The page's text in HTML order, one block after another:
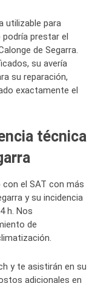
utilizable para
prestar el
de Segarra.
su avería
su reparación,
exactamente el
técnica
el SAT con más
y su incidencia
h. Nos
de
y te asistirán en su
adicionales en